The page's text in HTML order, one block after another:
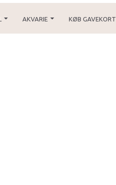
AKVARIE KØB GAVEKORT